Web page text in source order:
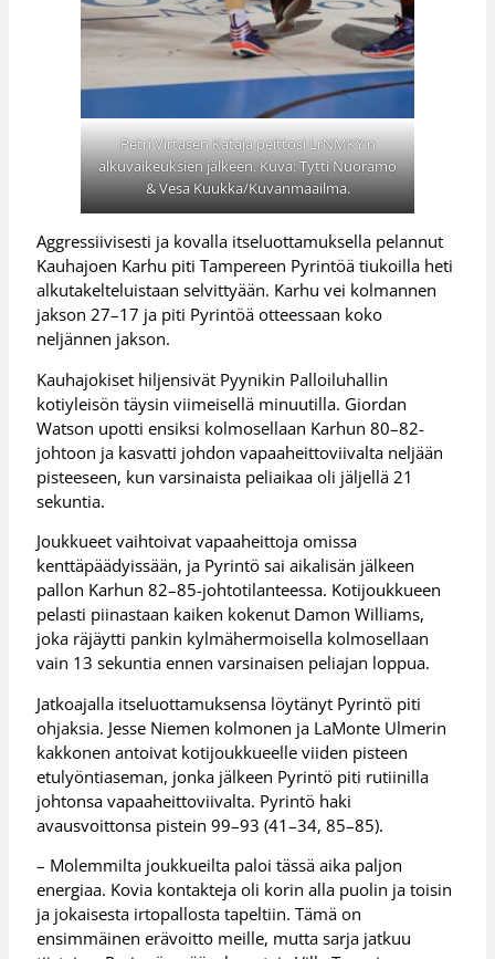
Petri Virtasen Kataja peittosi LrNMKY:n
alkuvaikeuksien jälkeen. Kuva: Tytti Nuoramo
& Vesa Kuukka/Kuvanmaailma.
Aggressiivisesti ja kovalla itseluottamuksella pelannut
Kauhajoen Karhu piti Tampereen Pyrintöä tiukoilla heti
alkutakelteluistaan selvittyään. Karhu vei kolmannen
jakson 27–17 ja piti Pyrintöä otteessaan koko
neljännen jakson.
Kauhajokiset hiljensivät Pyynikin Palloiluhallin
kotiyleisön täysin viimeisellä minuutilla. Giordan
Watson upotti ensiksi kolmosellaan Karhun 80–82-
johtoon ja kasvatti johdon vapaaheittoviivalta neljään
pisteeseen, kun varsinaista peliaikaa oli jäljellä 21
sekuntia.
Joukkueet vaihtoivat vapaaheittoja omissa
kenttäpäädyissään, ja Pyrintö sai aikalisän jälkeen
pallon Karhun 82–85-johtotilanteessa. Kotijoukkueen
pelasti piinastaan kaiken kokenut Damon Williams,
joka räjäytti pankin kylmähermoisella kolmosellaan
vain 13 sekuntia ennen varsinaisen peliajan loppua.
Jatkoajalla itseluottamuksensa löytänyt Pyrintö piti
ohjaksia. Jesse Niemen kolmonen ja LaMonte Ulmerin
kakkonen antoivat kotijoukkueelle viiden pisteen
etulyöntiaseman, jonka jälkeen Pyrintö piti rutiinilla
johtonsa vapaaheittoviivalta. Pyrintö haki
avausvoittonsa pistein 99–93 (41–34, 85–85).
– Molemmilta joukkueilta paloi tässä aika paljon
energiaa. Kovia kontakteja oli korin alla puolin ja toisin
ja jokaisesta irtopallosta tapeltiin. Tämä on
ensimmäinen erävoitto meille, mutta sarja jatkuu